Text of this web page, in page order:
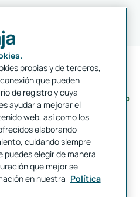
al 952 60 67 67 o a través del
formulario
de 8:00 a 22:00(excepto festivos
propias y de terceros,
que pueden
de registro y cuya
ayudar a mejorar el
web, así como los
elaborando
cuidando siempre
puedes elegir de manera
que mejor se
en nuestra Política